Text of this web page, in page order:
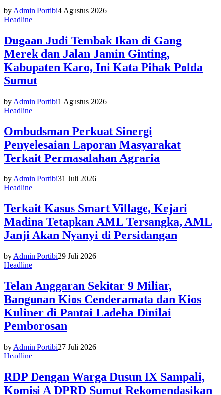
by Admin Portibi4 Agustus 2026
Headline
Dugaan Judi Tembak Ikan di Gang
Merek dan Jalan Jamin Ginting,
Kabupaten Karo, Ini Kata Pihak Polda
Sumut
by Admin Portibi1 Agustus 2026
Headline
Ombudsman Perkuat Sinergi
Penyelesaian Laporan Masyarakat
Terkait Permasalahan Agraria
byAdmin Portibi31 Juli 2026
Headline
Terkait Kasus Smart Village, Kejari
Madina Tetapkan AML Tersangka, AML
Janji Akan Nyanyi di Persidangan
by Admin Portibi29 Juli 2026
Headline
Telan Anggaran Sekitar 9 Miliar,
Bangunan Kios Cenderamata dan Kios
Kuliner di Pantai Ladeha Dinilai
Pemborosan
by Admin Portibi27 Juli 2026
Headline
RDP Dengan Warga Dusun IX Sampali,
Komisi A DPRD Sumut Rekomendasikan